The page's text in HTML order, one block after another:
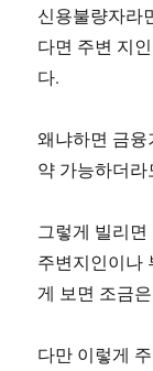
신용불량자라
다면 주변 지
다.
왜냐하면 금
약 가능하더
그렇게 빌리
주변지인이나
게 보면 조금
다만 이렇게